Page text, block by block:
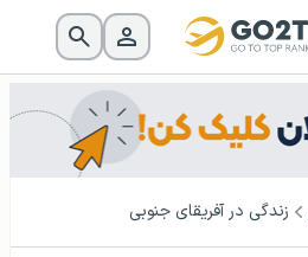
زندگی در آفریقای جنوبی